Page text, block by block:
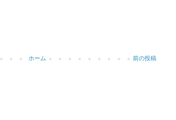
前の投稿
ホーム